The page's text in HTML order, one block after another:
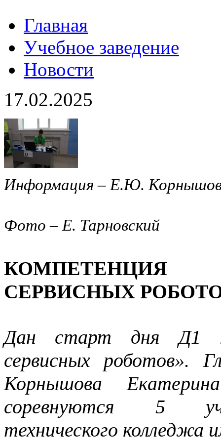
Главная
Учебное заведение
Новости
17.02.2025
Информация – Е.Ю.
Фото – Е. Тарновский
СЕРВИСНЫХ
Дан старт дня Д1
сервисных роботов».
Корнышова
соревнуются 5
технического